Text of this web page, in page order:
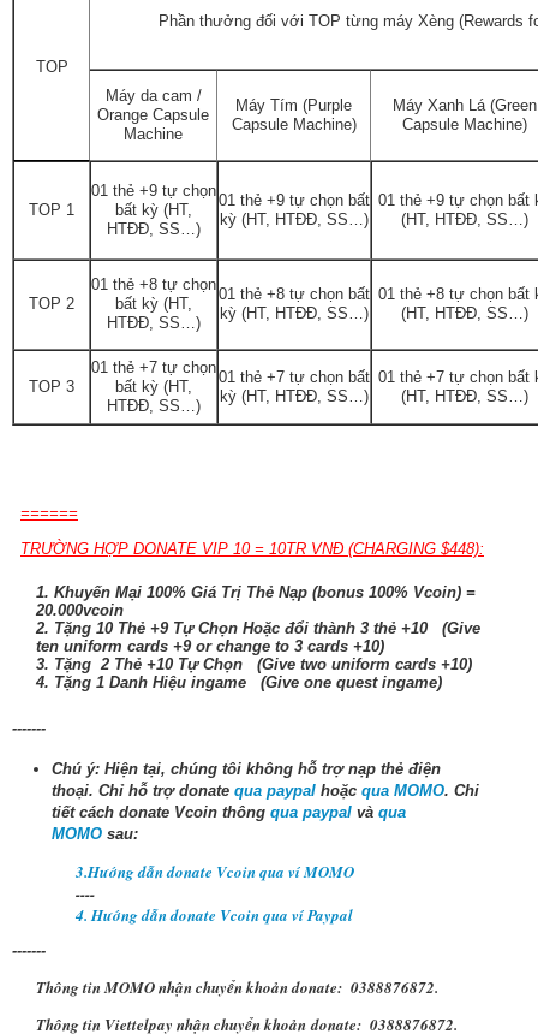
TOP
Phần thưởng đối với TOP từng máy Xèng (Rewards
Máy da cam /
Orange Capsule
Machine
Máy Tím (Purple
Capsule Machine)
Máy Xanh Lá (Green
Capsule Machine)
TOP 1
01 thẻ +9 tự chọn
bất kỳ (HT,
HTĐĐ, SS…)
01 thẻ +9 tự chọn bất
kỳ (HT, HTĐĐ, SS…)
01 thẻ +9 tự chọn bất
(HT, HTĐĐ, SS…)
TOP 2
01 thẻ +8 tự chọn
bất kỳ (HT,
HTĐĐ, SS…)
01 thẻ +8 tự chọn bất
kỳ (HT, HTĐĐ, SS…)
01 thẻ +8 tự chọn bất
(HT, HTĐĐ, SS…)
TOP 3
01 thẻ +7 tự chọn
bất kỳ (HT,
HTĐĐ, SS…)
01 thẻ +7 tự chọn bất
kỳ (HT, HTĐĐ, SS…)
01 thẻ +7 tự chọn bất
(HT, HTĐĐ, SS…)
======
TRƯỜNG HỢP DONATE VIP 10 = 10TR VNĐ (CHARGING $448):
1. Khuyến Mại 100% Giá Trị Thẻ Nạp (bonus 100% Vcoin) =
20.000vcoin
2. Tặng 10 Thẻ +9 Tự Chọn Hoặc đổi thành 3 thẻ +10 (Give
ten uniform cards +9 or change to 3 cards +10)
3. Tặng 2 Thẻ +10 Tự Chọn (Give two uniform cards +10)
4. Tặng 1 Danh Hiệu ingame (Give one quest ingame)
-------
Chú ý: Hiện tại, chúng tôi không hỗ trợ nạp thẻ điện
thoại. Chỉ hỗ trợ donate qua paypal hoặc qua MOMO. Chi
tiết cách donate Vcoin thông qua paypalvà qua
MOMOsau:
3.Hướng dẫn donate Vcoin qua ví MOMO
----
4. Hướng dẫn donate Vcoin qua ví Paypal
-------
Thông tin MOMO nhận chuyển khoản donate: 0388876872.
Thông tin Viettelpay nhận chuyển khoảndonate: 0388876872.